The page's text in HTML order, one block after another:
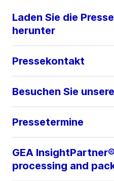
Laden Sie die
herunter
Pressekontakt
Besuchen Sie
Pressetermine
GEA
processing and